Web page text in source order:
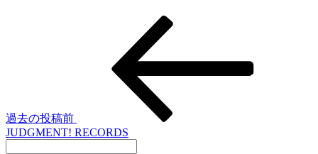
過去の投稿前
JUDGMENT! RECORDS